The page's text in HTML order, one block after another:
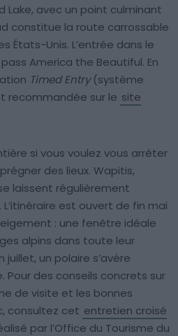
Lake, avec un point culminant
constitue la route carrossable
États-Unis. L’entrée dans le
America the Beautiful. En
Timed Entry(système
recommandée sur le site
si vous voulez vous arrêter
des lieux. Wapitis,
laissent régulièrement
est ouvert de fin mai
: une fenêtre idéale
alpins dans toute leur
juillet, un polaire s’avère
des conseils concrets sur
de visite et les bonnes
consultez cet entretien croisé
par l’Office du Tourisme du